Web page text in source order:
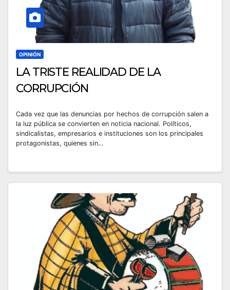
OPINIÓN
LA TRISTE REALIDAD DE LA
CORRUPCIÓN
Cada vez que las denuncias por hechos de corrupción salen a
la luz pública se convierten en noticia nacional. Políticos,
sindicalistas, empresarios e instituciones son los principales
protagonistas, quienes sin…